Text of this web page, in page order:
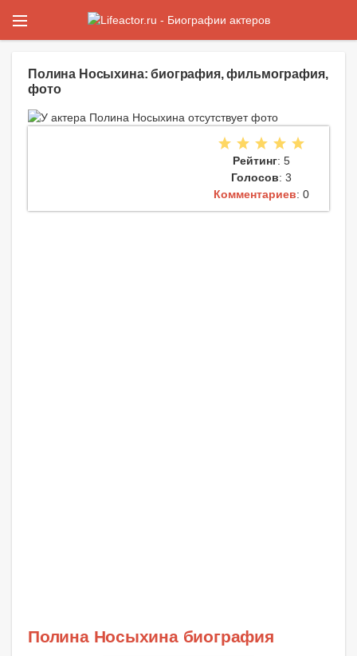
Полина Носыхина: биография, фильмография,
фото
Рейтинг: 5
Голосов: 3
Комментариев: 0
Полина Носыхина биография